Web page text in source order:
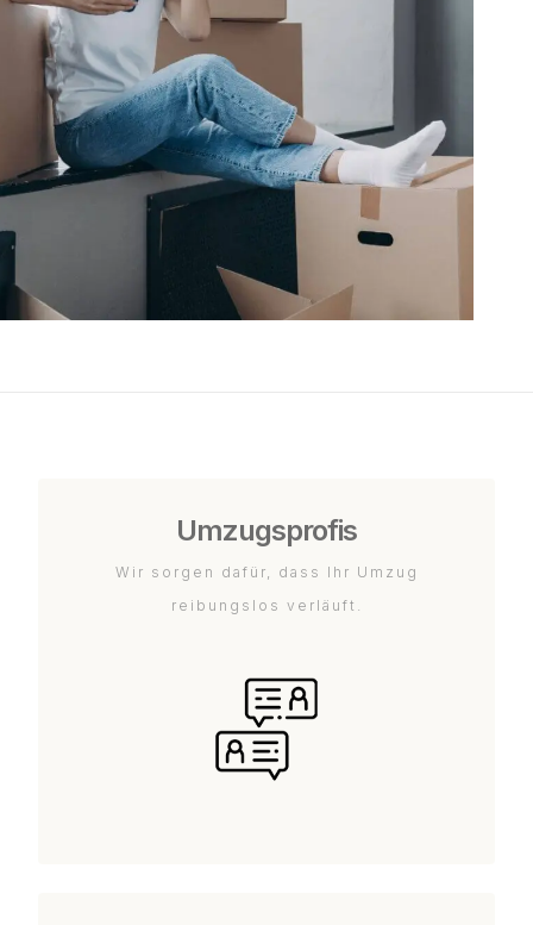
Umzugsprofis
Wir sorgen dafür, dass Ihr Umzug
reibungslos verläuft.